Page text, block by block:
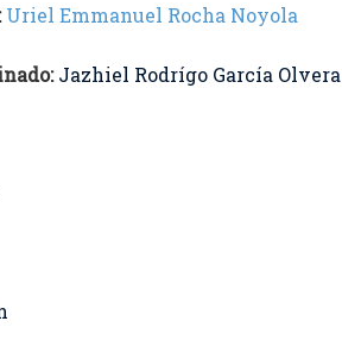
Uriel Emmanuel Rocha Noyola
Jazhiel Rodrígo García Olvera